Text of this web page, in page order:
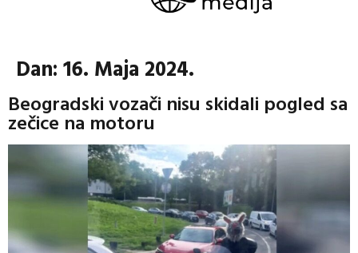
Dan: 16. Maja 2024.
Beogradski vozači nisu skidali pogled sa
zečice na motoru